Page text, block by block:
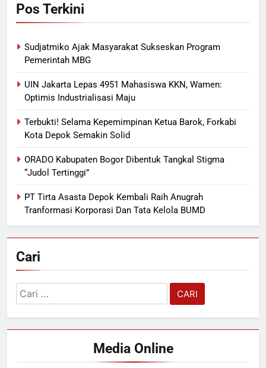
Pos Terkini
Sudjatmiko Ajak Masyarakat Sukseskan Program
Pemerintah MBG
UIN Jakarta Lepas 4951 Mahasiswa KKN, Wamen:
Optimis Industrialisasi Maju
Terbukti! Selama Kepemimpinan Ketua Barok, Forkabi
Kota Depok Semakin Solid
ORADO Kabupaten Bogor Dibentuk Tangkal Stigma
“Judol Tertinggi”
PT Tirta Asasta Depok Kembali Raih Anugrah
Tranformasi Korporasi Dan Tata Kelola BUMD
Cari
Cari
untuk:
Media Online